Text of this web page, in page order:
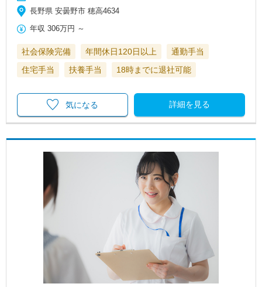
長野県 安曇野市 穂高4634
年収 306万円 ～
社会保険完備 年間休日120日以上
通勤手当
住宅手当
扶養手当 18時までに退社可能
詳細を見る
気になる